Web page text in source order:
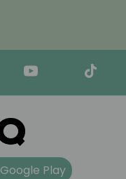
Google Play